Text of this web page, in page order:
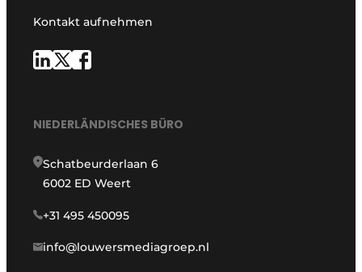
Kontakt aufnehmen
NIEDERLÄNDISCHES BÜRO
Schatbeurderlaan 6
6002 ED Weert
+31 495 450095
info@louwersmediagroep.nl